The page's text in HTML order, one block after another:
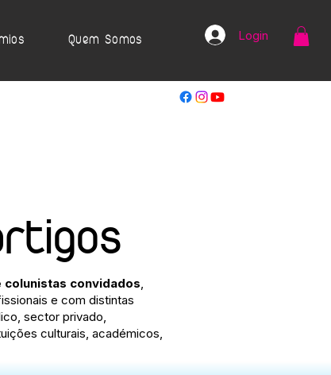
Quem Somos Login
convidados,
e com distintas
sector privado,
culturais, académicos,